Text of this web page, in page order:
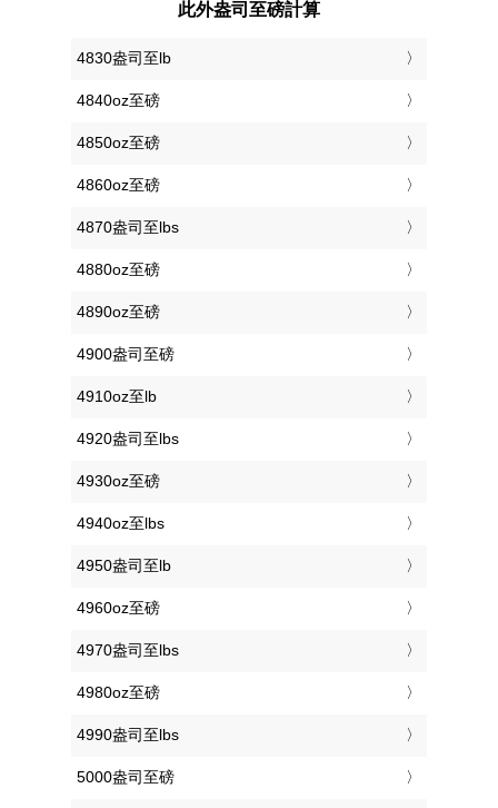
此外盎司至磅計算
4830盎司至lb
4840oz至磅
4850oz至磅
4860oz至磅
4870盎司至lbs
4880oz至磅
4890oz至磅
4900盎司至磅
4910oz至lb
4920盎司至lbs
4930oz至磅
4940oz至lbs
4950盎司至lb
4960oz至磅
4970盎司至lbs
4980oz至磅
4990盎司至lbs
5000盎司至磅